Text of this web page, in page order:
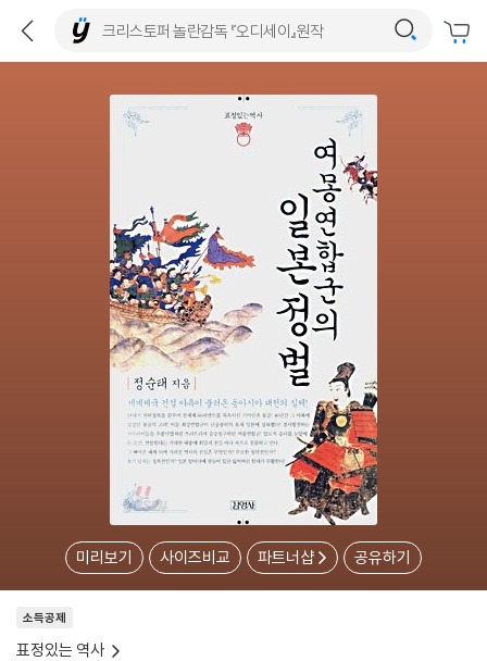
미리보기 사이즈비교 파트너샵 공유하기
소득공제
표정있는 역사